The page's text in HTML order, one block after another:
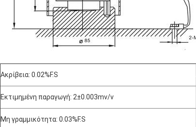
Ακρίβεια: 0.02%F.S
Εκτιμημένη παραγωγή: 2±0.003mv/v
Μη γραμμικότητα: 0.03%F.S